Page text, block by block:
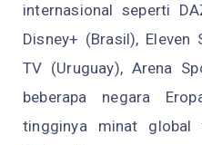
internasional seperti
Disney+ (Brasil),
TV (Uruguay), Arena
beberapa negara
tingginya minat global